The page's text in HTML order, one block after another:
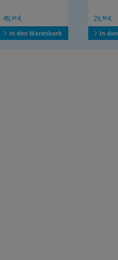
49,00 €
In den Warenkorb
Fieldbook.
Center
29,80 €
In